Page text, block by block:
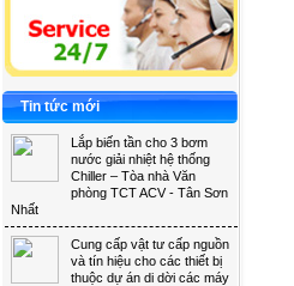
Tin tức mới
Lắp biến tần cho 3 bơm
nước giải nhiệt hệ thống
Chiller – Tòa nhà Văn
phòng TCT ACV - Tân Sơn
Nhất
Cung cấp vật tư cấp nguồn
và tín hiệu cho các thiết bị
thuộc dự án di dời các máy